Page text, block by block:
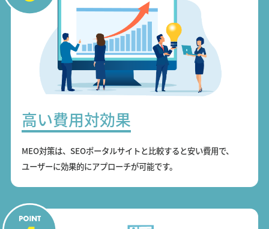
高い費用対効果
MEO対策は、SEOポータルサイトと比較すると安い費用で、
ユーザーに効果的にアプローチが可能です。